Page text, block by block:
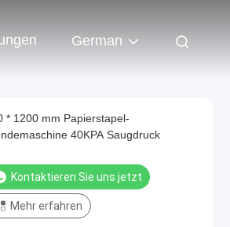
German
* 1200 mm Papierstapel-
40KPA Saugdruck
Kontaktieren Sie uns jetzt
Mehr erfahren